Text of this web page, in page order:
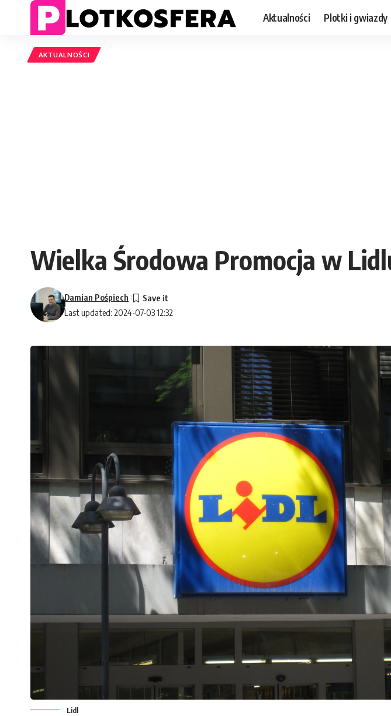
Aktualności Plotki i gwiazdy
AKTUALNOŚCI
Wielka Środowa Promocja w
Last updated: 2024-07-03 12:32
Damian Pośpiech
Lidl